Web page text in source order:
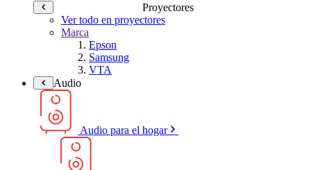
Proyectores
Ver todo en proyectores
Marca
Epson
Samsung
VTA
Audio
Audio para el hogar